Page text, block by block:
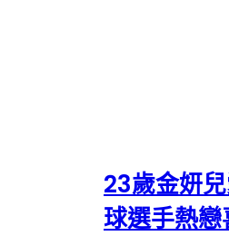
23歲金妍
球選手熱